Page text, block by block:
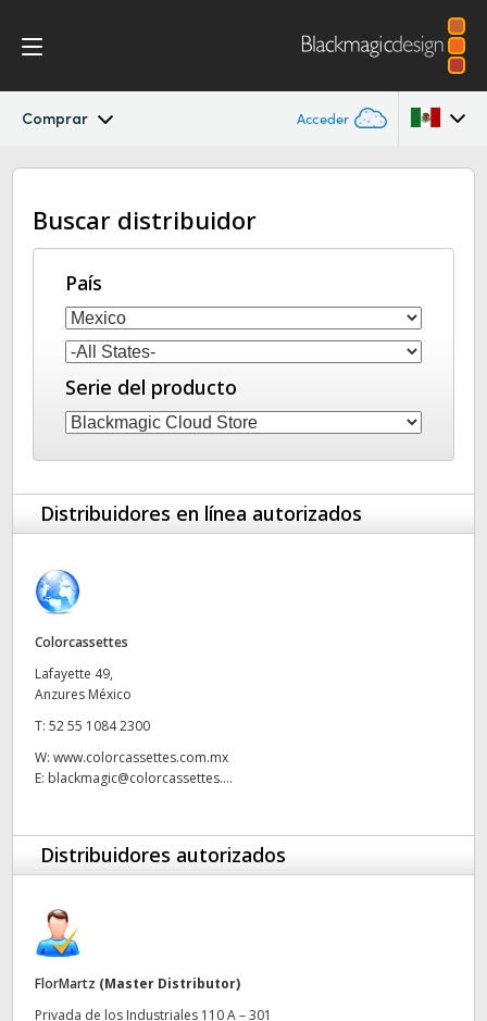
Comprar Acceder
Blackmagic Cloud Pod
Especificaciones
Australia
Austria
Brazil
Canada
China
Denmark
Finland
Hong Kong SAR, China
India
Japan
Korea
Mexico
Netherlands
Buscar distribuidor
País
Serie del producto
Distribuidores en línea autorizados
Colorcassettes
Lafayette 49,
Anzures México
T: 52 55 1084 2300
W: www.colorcassettes.com.mx
E: blackmagic@colorcassettes....
Distribuidores autorizados
FlorMartz (Master Distributor)
Privada de los Industriales 110 A – 301